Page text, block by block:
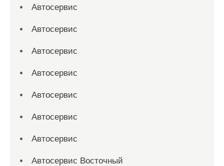
Автосервис
Автосервис
Автосервис
Автосервис
Автосервис
Автосервис
Автосервис
Автосервис Восточный